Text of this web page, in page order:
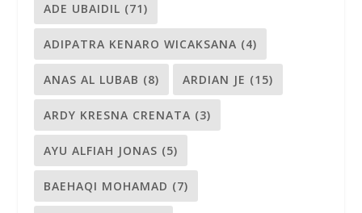
ADE UBAIDIL (71)
ADIPATRA KENARO WICAKSANA (4)
ANAS AL LUBAB (8) ARDIAN JE (15)
ARDY KRESNA CRENATA (3)
AYU ALFIAH JONAS (5)
BAEHAQI MOHAMAD (7)